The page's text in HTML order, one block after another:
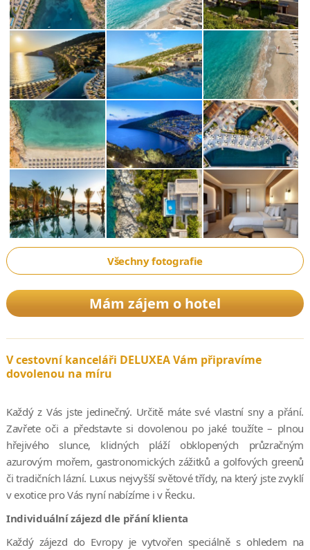
Všechny fotografie
Mám zájem o hotel
V cestovní kanceláři DELUXEA Vám připravíme
dovolenou na míru
Každý z Vás jste jedinečný. Určitě máte své vlastní sny a přání.
Zavřete oči a představte si dovolenou po jaké toužíte – plnou
hřejivého slunce, klidných pláží obklopených průzračným
azurovým mořem, gastronomických zážitků a golfových greenů
či tradičních lázní. Luxus nejvyšší světové třídy, na který jste zvyklí
v exotice pro Vás nyní nabízíme i v Řecku.
Individuální zájezd dle přání klienta
Každý zájezd do Evropy je vytvořen speciálně s ohledem na